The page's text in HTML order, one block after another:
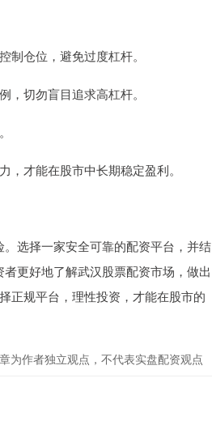
仓位，避免过度杠杆。
切勿盲目追求高杠杆。
才能在股市中长期稳定盈利。
选择一家安全可靠的配资平台，并结
更好地了解武汉股票配资市场，做出
正规平台，理性投资，才能在股市的
为作者独立观点，不代表实盘配资观点